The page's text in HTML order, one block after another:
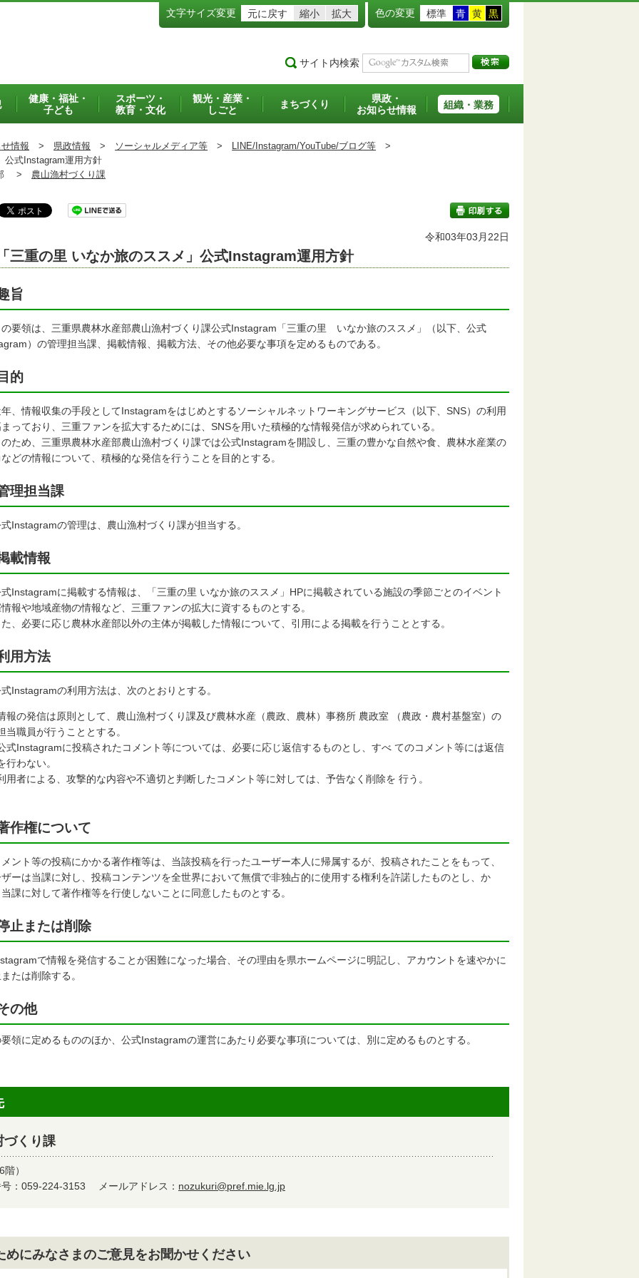
文字サイズ変更 元に戻す 縮小 拡大 色の変更 標準 青 黄 黒
サイト内検索
健康・福祉・
子ども
スポーツ・
教育・文化
観光・産業・
しごと
まちづくり
県政・
お知らせ情報
組織・業務
情報 > 県政情報 > ソーシャルメディア等 > LINE/Instagram/YouTube/ブログ等 >
式Instagram運用方針
> 農山漁村づくり課
印刷する
令和03年03月22日
「三重の里 いなか旅のススメ」公式Instagram運用方針
旨
要領は、三重県農林水産部農山漁村づくり課公式Instagram「三重の里 いなか旅のススメ」（以下、公式
）の管理担当課、掲載情報、掲載方法、その他必要な事項を定めるものである。
目的
、情報収集の手段としてInstagramをはじめとするソーシャルネットワーキングサービス（以下、SNS）の利用
っており、三重ファンを拡大するためには、SNSを用いた積極的な情報発信が求められている。
ため、三重県農林水産部農山漁村づくり課では公式Instagramを開設し、三重の豊かな自然や食、農林水産業の
どの情報について、積極的な発信を行うことを目的とする。
理担当課
Instagramの管理は、農山漁村づくり課が担当する。
載情報
Instagramに掲載する情報は、「三重の里 いなか旅のススメ」HPに掲載されている施設の季節ごとのイベント
情報や地域産物の情報など、三重ファンの拡大に資するものとする。
、必要に応じ農林水産部以外の主体が掲載した情報について、引用による掲載を行うこととする。
用方法
Instagramの利用方法は、次のとおりとする。
報の発信は原則として、農山漁村づくり課及び農林水産（農政、農林）事務所 農政室 （農政・農村基盤室）の
当職員が行うこととする。
式Instagramに投稿されたコメント等については、必要に応じ返信するものとし、すべ てのコメント等には返信
行わない。
用者による、攻撃的な内容や不適切と判断したコメント等に対しては、予告なく削除を 行う。
作権について
ント等の投稿にかかる著作権等は、当該投稿を行ったユーザー本人に帰属するが、投稿されたことをもって、
ザーは当課に対し、投稿コンテンツを全世界において無償で非独占的に使用する権利を許諾したものとし、か
課に対して著作権等を行使しないことに同意したものとする。
止または削除
で情報を発信することが困難になった場合、その理由を県ホームページに明記し、アカウントを速やかに
たは削除する。
の他
要領に定めるもののほか、公式Instagramの運営にあたり必要な事項については、別に定めるものとする。
くり課
）
号：059-224-3153 メールアドレス： nozukuri@pref.mie.lg.jp
めにみなさまのご意見をお聞かせください